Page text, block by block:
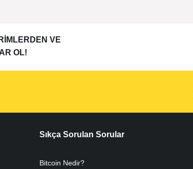
VE
OL!
Sıkça Sorulan Sorular
Bitcoin Nedir?